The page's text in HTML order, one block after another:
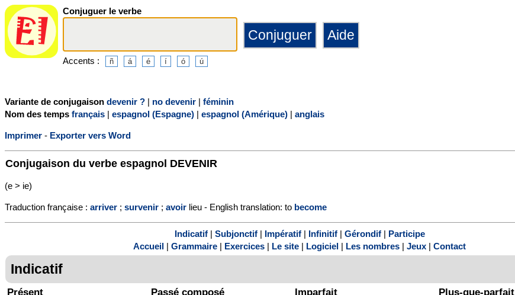
Conjuguer le verbe
Accents :
Variante de conjugaison devenir ? | no devenir | féminin
Nom des temps français | espagnol (Espagne) | espagnol (Amérique) | anglais
Imprimer - Exporter vers Word
Conjugaison du verbe espagnol DEVENIR
(e > ie)
Traduction française : arriver ; survenir ; avoir lieu - English translation: to become
Indicatif| Subjonctif| Impératif| Infinitif| Gérondif| Participe
Accueil | Grammaire | Exercices | Le site | Logiciel | Les nombres | Jeux | Contact
Indicatif
Présent Passé composé Imparfait Plus-que-parfait